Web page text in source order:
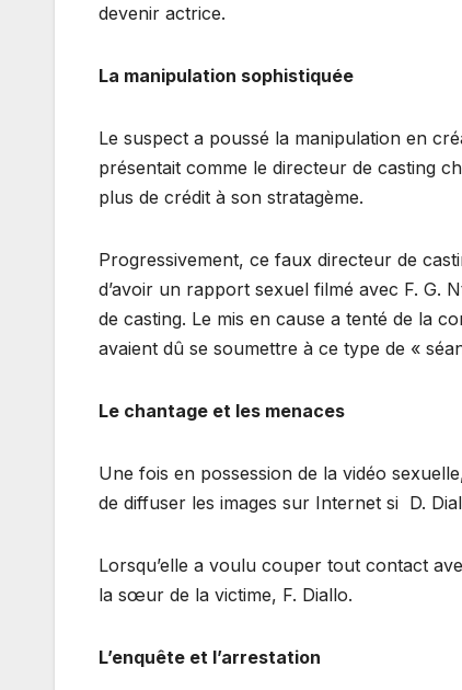
devenir actrice.
La manipulation sophistiquée
Le suspect a poussé la manipulation en
présentait comme le directeur de casting
plus de crédit à son stratagème.
Progressivement, ce faux directeur de
d’avoir un rapport sexuel filmé avec F. G.
de casting. Le mis en cause a tenté de la
avaient dû se soumettre à ce type de «
Le chantage et les menaces
Une fois en possession de la vidéo
de diffuser les images sur Internet si D.
Lorsqu’elle a voulu couper tout contact
la sœur de la victime, F. Diallo.
L’enquête et l’arrestation